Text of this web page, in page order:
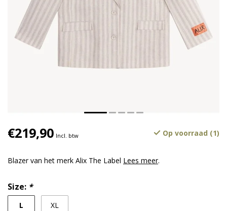
€219,90 Incl. btw Op voorraad (1)
Blazer van het merk Alix The Label Lees meer.
Size: *
L XL